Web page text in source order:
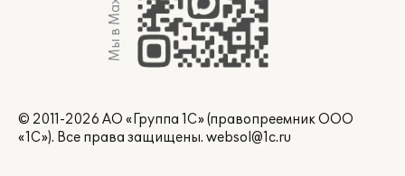
Мы в Max
© 2011-2026 АО «Группа 1С» (правопреемник ООО
«1С»). Все права защищены. websol@1c.ru